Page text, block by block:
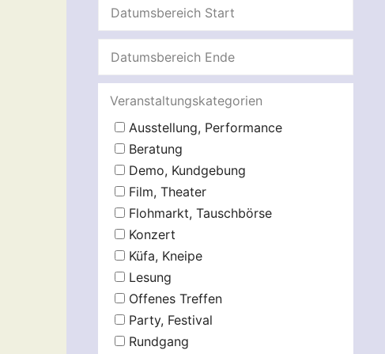
Veranstaltungskategorien
Ausstellung, Performance
Beratung
Demo, Kundgebung
Film, Theater
Flohmarkt, Tauschbörse
Konzert
Küfa, Kneipe
Lesung
Offenes Treffen
Party, Festival
Rundgang